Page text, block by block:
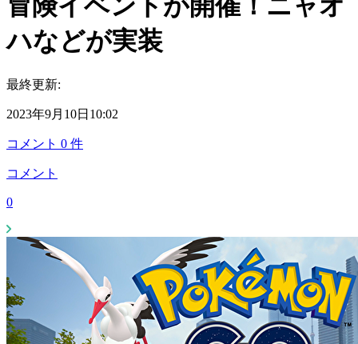
冒険イベントが開催！ニャオ
ハなどが実装
最終更新:
2023年9月10日10:02
コメント 0 件
コメント
0